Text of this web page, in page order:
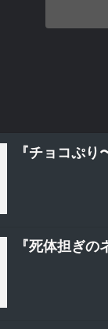
『チョコぷ
『死体担ぎ